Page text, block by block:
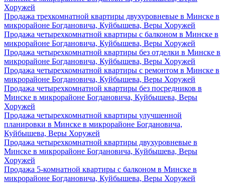
Хоружей
Продажа трехкомнатной квартиры двухуровневые в Минске в
микрорайоне Богдановича, Куйбышева, Веры Хоружей
Продажа четырехкомнатной квартиры с балконом в Минске в
микрорайоне Богдановича, Куйбышева, Веры Хоружей
Продажа четырехкомнатной квартиры без отделки в Минске в
микрорайоне Богдановича, Куйбышева, Веры Хоружей
Продажа четырехкомнатной квартиры с ремонтом в Минске в
микрорайоне Богдановича, Куйбышева, Веры Хоружей
Продажа четырехкомнатной квартиры без посредников в
Минске в микрорайоне Богдановича, Куйбышева, Веры
Хоружей
Продажа четырехкомнатной квартиры улучшенной
планировки в Минске в микрорайоне Богдановича,
Куйбышева, Веры Хоружей
Продажа четырехкомнатной квартиры двухуровневые в
Минске в микрорайоне Богдановича, Куйбышева, Веры
Хоружей
Продажа 5-комнатной квартиры с балконом в Минске в
микрорайоне Богдановича, Куйбышева, Веры Хоружей